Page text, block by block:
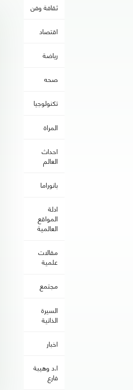
ثقافة وفن
اقتصاد
رياضة
صحه
تكنولوجيا
المراة
احداث
العالم
بانوراما
ادلة
المواقع
العالمية
مقالات
علمية
مجتمع
السيرة
الذاتية
اخبار
ا.د وهيبة
فارع